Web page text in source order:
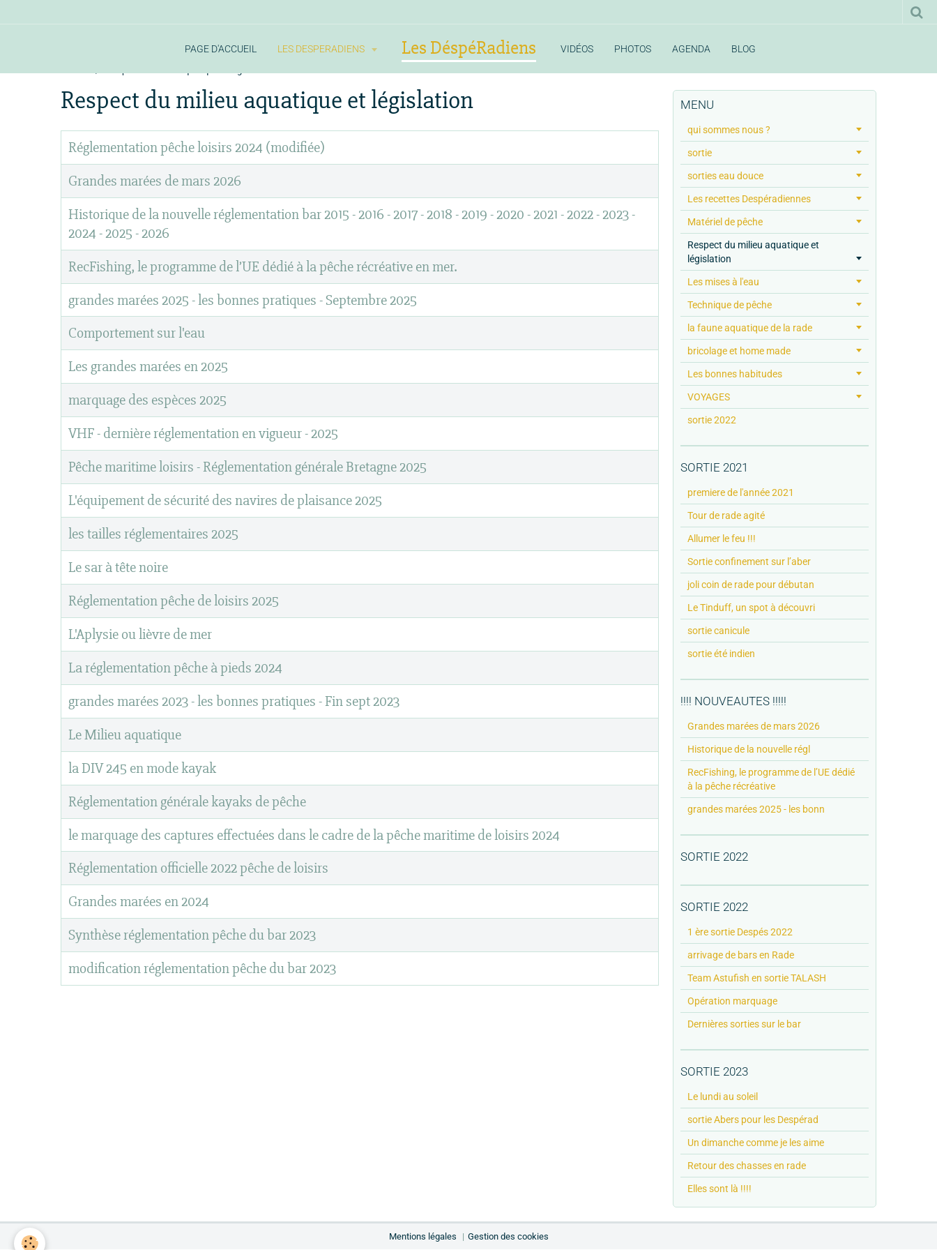
PAGE D'ACCUEIL LES DESPERADIENS Les DéspéRadiens VIDÉOS PHOTOS AGENDA BLOG
Respect du milieu aquatique et législation
Réglementation pêche loisirs 2024 (modifiée)
Grandes marées de mars 2026
Historique de la nouvelle réglementation bar 2015 - 2016 - 2017 - 2018 - 2019 - 2020 - 2021 - 2022 - 2023 -
2024 - 2025 - 2026
RecFishing, le programme de l’UE dédié à la pêche récréative en mer.
grandes marées 2025 - les bonnes pratiques - Septembre 2025
Comportement sur l'eau
Les grandes marées en 2025
marquage des espèces 2025
VHF - dernière réglementation en vigueur - 2025
Pêche maritime loisirs - Réglementation générale Bretagne 2025
L'équipement de sécurité des navires de plaisance 2025
les tailles réglementaires 2025
Le sar à tête noire
Réglementation pêche de loisirs 2025
L'Aplysie ou lièvre de mer
La réglementation pêche à pieds 2024
grandes marées 2023 - les bonnes pratiques - Fin sept 2023
Le Milieu aquatique
la DIV 245 en mode kayak
Réglementation générale kayaks de pêche
le marquage des captures effectuées dans le cadre de la pêche maritime de loisirs 2024
Réglementation officielle 2022 pêche de loisirs
Grandes marées en 2024
Synthèse réglementation pêche du bar 2023
modification réglementation pêche du bar 2023
MENU
qui sommes nous ?
sortie
sorties eau douce
Les recettes Despéradiennes
Matériel de pêche
Respect du milieu aquatique et
législation
Les mises à l'eau
Technique de pêche
la faune aquatique de la rade
bricolage et home made
Les bonnes habitudes
VOYAGES
sortie 2022
SORTIE 2021
premiere de l'année 2021
Tour de rade agité
Allumer le feu !!!
Sortie confinement sur l’aber
joli coin de rade pour débutan
Le Tinduff, un spot à découvri
sortie canicule
sortie été indien
!!!! NOUVEAUTES !!!!!
Grandes marées de mars 2026
Historique de la nouvelle régl
RecFishing, le programme de l’UE dédié
à la pêche récréative
grandes marées 2025 - les bonn
SORTIE 2022
SORTIE 2022
1 ère sortie Despés 2022
arrivage de bars en Rade
Team Astufish en sortie TALASH
Opération marquage
Dernières sorties sur le bar
SORTIE 2023
Le lundi au soleil
sortie Abers pour les Despérad
Un dimanche comme je les aime
Retour des chasses en rade
Elles sont là !!!!
Mentions légales Gestion des cookies